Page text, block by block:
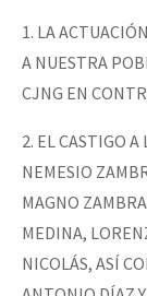
1. LA
A NUESTRA
CJNG EN
2. EL CASTIGO A
NEMESIO
MAGNO
MEDINA,
NICOLÁS, ASÍ